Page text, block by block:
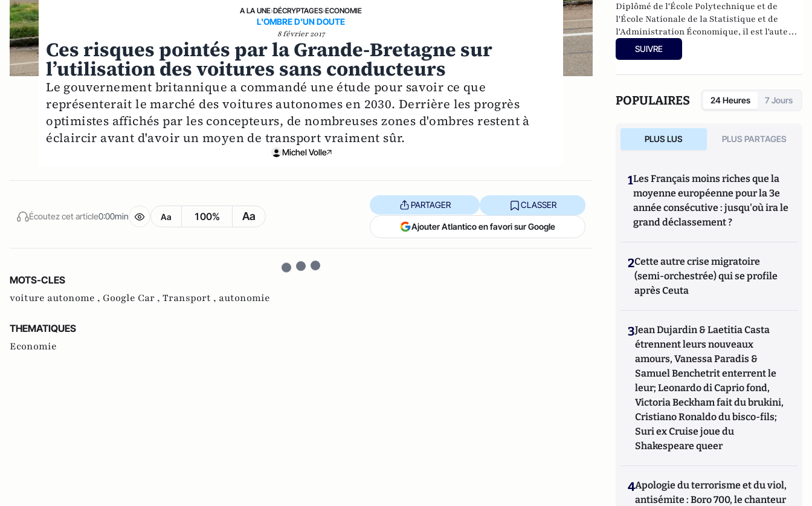
A LA UNE›DÉCRYPTAGES›ECONOMIE
L'OMBRE D'UN DOUTE
8 février 2017
Ces risques pointés par la Grande-Bretagne sur
l’utilisation des voitures sans conducteurs
Le gouvernement britannique a commandé une étude pour savoir ce que
représenterait le marché des voitures autonomes en 2030. Derrière les progrès
optimistes affichés par les concepteurs, de nombreuses zones d'ombres restent à
éclaircir avant d'avoir un moyen de transport vraiment sûr.
Michel Volle
Écoutez cet article0:00min Aa 100% Aa
PARTAGER CLASSER
Ajouter Atlantico en favori sur Google
MOTS-CLES
voiture autonome , Google Car , Transport , autonomie
THEMATIQUES
Economie
Diplômé de l'École Polytechnique et de
l'École Nationale de la Statistique et de
l'Administration Économique, il est l'auteur
d'un blog dédié à
SUIVRE
POPULAIRES 24 Heures 7 Jours
PLUS LUS PLUS PARTAGES
1Les Français moins riches que la
moyenne européenne pour la 3e
année consécutive : jusqu'où ira le
grand déclassement ?
2Cette autre crise migratoire
(semi-orchestrée) qui se profile
après Ceuta
3Jean Dujardin & Laetitia Casta
étrennent leurs nouveaux
amours, Vanessa Paradis &
Samuel Benchetrit enterrent le
leur; Leonardo di Caprio fond,
Victoria Beckham fait du brukini,
Cristiano Ronaldo du bisco-fils;
Suri ex Cruise joue du
Shakespeare queer
4Apologie du terrorisme et du viol,
antisémite : Boro 700, le chanteur